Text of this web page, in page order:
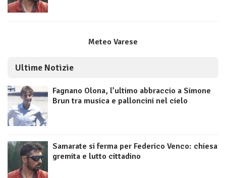
Meteo Varese
Ultime Notizie
Fagnano Olona, l’ultimo abbraccio a Simone
Brun tra musica e palloncini nel cielo
Samarate si ferma per Federico Venco: chiesa
gremita e lutto cittadino